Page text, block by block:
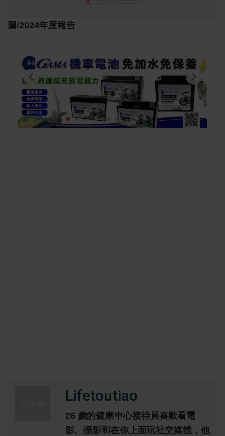
圖/2024年度報告
Lifetoutiao
26 歲的健康中心接待員喜歡看電
影、攝影和在你上面玩社交媒體，他